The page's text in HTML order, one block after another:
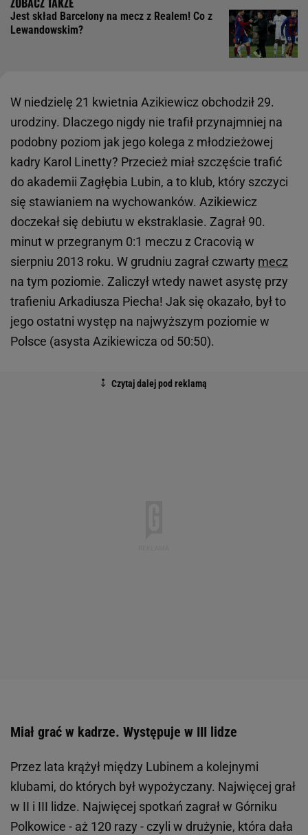
Jest skład Barcelony na mecz z Realem! Co z
Lewandowskim?
W niedzielę 21 kwietnia Azikiewicz obchodził 29.
urodziny. Dlaczego nigdy nie trafił przynajmniej na
podobny poziom jak jego kolega z młodzieżowej
kadry Karol Linetty? Przecież miał szczęście trafić
do akademii Zagłębia Lubin, a to klub, który szczyci
się stawianiem na wychowanków. Azikiewicz
doczekał się debiutu w ekstraklasie. Zagrał 90.
minut w przegranym 0:1 meczu z Cracovią w
sierpniu 2013 roku. W grudniu zagrał czwarty mecz
na tym poziomie. Zaliczył wtedy nawet asystę przy
trafieniu Arkadiusza Piecha! Jak się okazało, był to
jego ostatni występ na najwyższym poziomie w
Polsce (asysta Azikiewicza od 50:50).
Miał grać w kadrze. Występuje w III lidze
Przez lata krążył między Lubinem a kolejnymi
klubami, do których był wypożyczany. Najwięcej grał
w II i III lidze. Najwięcej spotkań zagrał w Górniku
Polkowice - aż 120 razy - czyli w drużynie, która dała